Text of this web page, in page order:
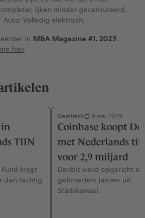
lijken minder gecensureerd,
Auto: Volledig elektrisch.
in M&A Magazine #1, 2025.
hier.
TIIN
Fund krijgt
dan tachtig
Dealflash 9 mei 2025
Coinbase koopt
met Nederlands
voor 2,9 miljard
Deribit werd opgericht
gebroeders Jansen uit
Stadskanaal.